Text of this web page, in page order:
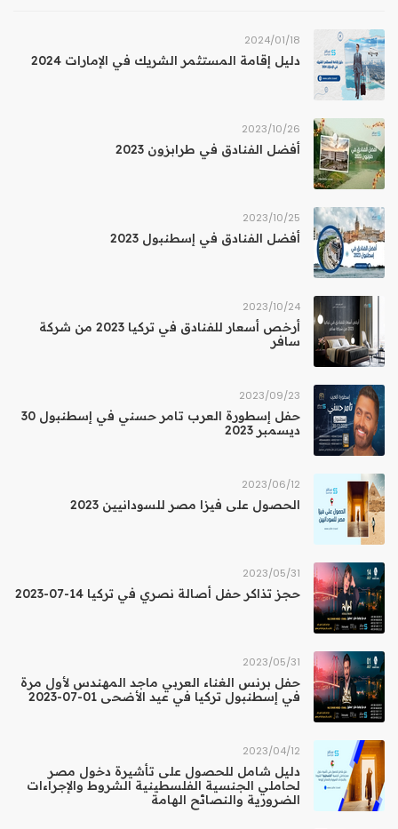
18‏/01‏/2024
دليل إقامة المستثمر الشريك في الإمارات 2024
26‏/10‏/2023
أفضل الفنادق في طرابزون 2023
25‏/10‏/2023
أفضل الفنادق في إسطنبول 2023
24‏/10‏/2023
أرخص أسعار للفنادق في تركيا 2023 من شركة
سافر
23‏/09‏/2023
حفل إسطورة العرب تامر حسني في إسطنبول 30
ديسمبر 2023
12‏/06‏/2023
الحصول على فيزا مصر للسودانيين 2023
31‏/05‏/2023
حجز تذاكر حفل أصالة نصري في تركيا 14-07-2023
31‏/05‏/2023
حفل برنس الغناء العربي ماجد المهندس لأول مرة
في إسطنبول تركيا في عيد الأضحى 01-07-2023
12‏/04‏/2023
دليل شامل للحصول على تأشيرة دخول مصر
لحاملي الجنسية الفلسطينية الشروط والإجراءات
الضرورية والنصائح الهامة